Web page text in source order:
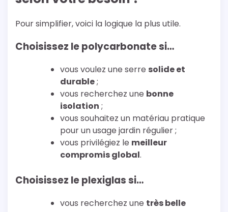
Pour simplifier, voici la logique la plus utile.
Choisissez le polycarbonate si…
vous voulez une serre solide et
durable;
vous recherchez une bonne
isolation ;
vous souhaitez un matériau pratique
pour un usage jardin régulier ;
vous privilégiez le meilleur
compromis global.
Choisissez le plexiglas si…
vous recherchez une très belle